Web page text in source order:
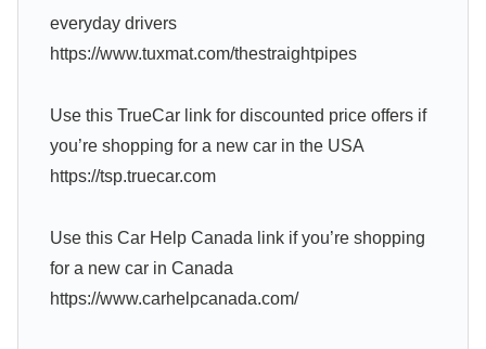
everyday drivers
https://www.tuxmat.com/thestraightpipes
Use this TrueCar link for discounted price offers if
you’re shopping for a new car in the USA
https://tsp.truecar.com
Use this Car Help Canada link if you’re shopping
for a new car in Canada
https://www.carhelpcanada.com/